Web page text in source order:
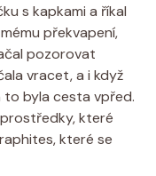
⁢s kapkami a říkal
překvapení,
pozorovat
vracet, a i když
to byla cesta vpřed.
které
které se